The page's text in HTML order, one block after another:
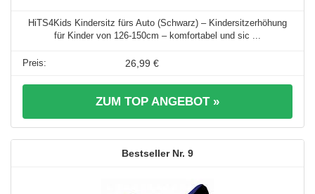
HiTS4Kids Kindersitz fürs Auto (Schwarz) – Kindersitzerhöhung
für Kinder von 126-150cm – komfortabel und sic ...
26,99 €
ZUM TOP ANGEBOT »
9